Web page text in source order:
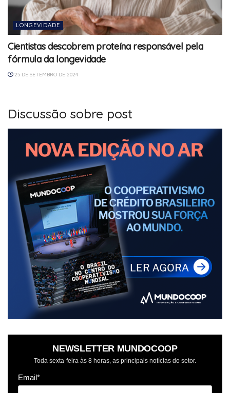
LONGEVIDADE
Cientistas descobrem proteína responsável pela
fórmula da longevidade
25 DE SETEMBRO DE 2024
Discussão sobre post
NEWSLETTER MUNDOCOOP
Toda sexta-feira às 8 horas, as principais notícias do setor.
Email*